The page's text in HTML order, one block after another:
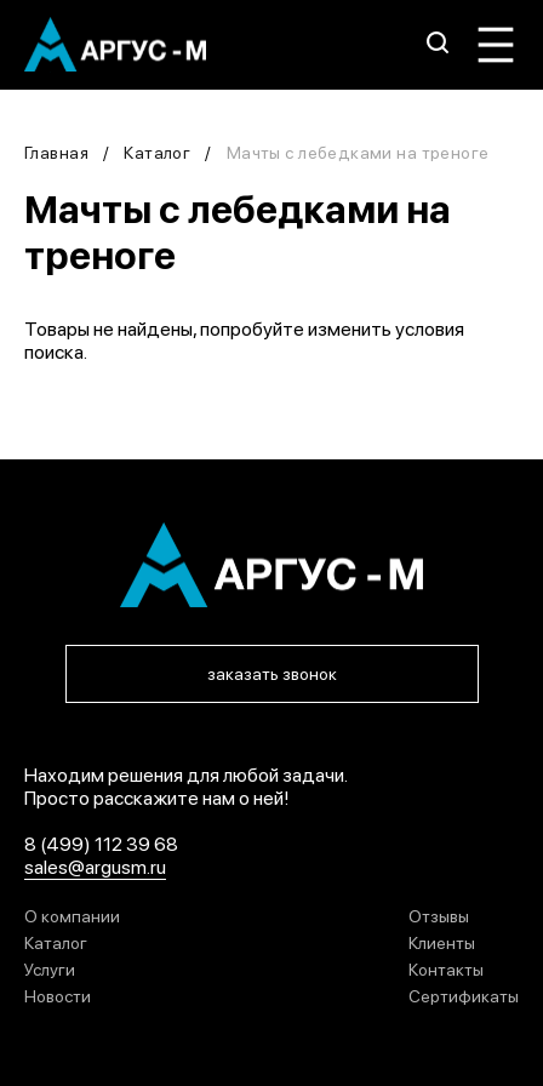
Главная Каталог Мачты с лебедками на треноге
Мачты с лебедками на
треноге
Товары не найдены, попробуйте изменить условия
поиска.
заказать звонок
Находим решения для любой задачи.
Просто расскажите нам о ней!
8 (499) 112 39 68
sales@argusm.ru
О компании
Каталог
Услуги
Новости
Отзывы
Клиенты
Контакты
Сертификаты